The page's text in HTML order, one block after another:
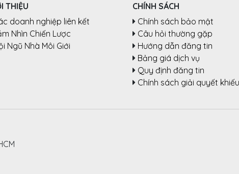
THIỆU
doanh nghiệp liên kết
Nhìn Chiến Lược
Ngũ Nhà Môi Giới
CHÍNH SÁCH
Chính sách bảo mật
Câu hỏi thường gặp
Hướng dẫn đăng tin
Bảng giá dịch vụ
Quy định đăng tin
Chính sách giải quyết